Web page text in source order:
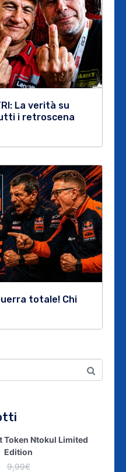
La verità su
i retroscena
totale! Chi
Token Ntokul Limited
Edition
9,99€